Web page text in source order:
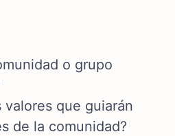
o grupo
valores que guiarán
de la comunidad?